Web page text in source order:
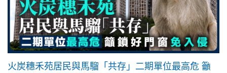
火炭穗禾苑居民與馬騮「共存」二期單位最高危 籲